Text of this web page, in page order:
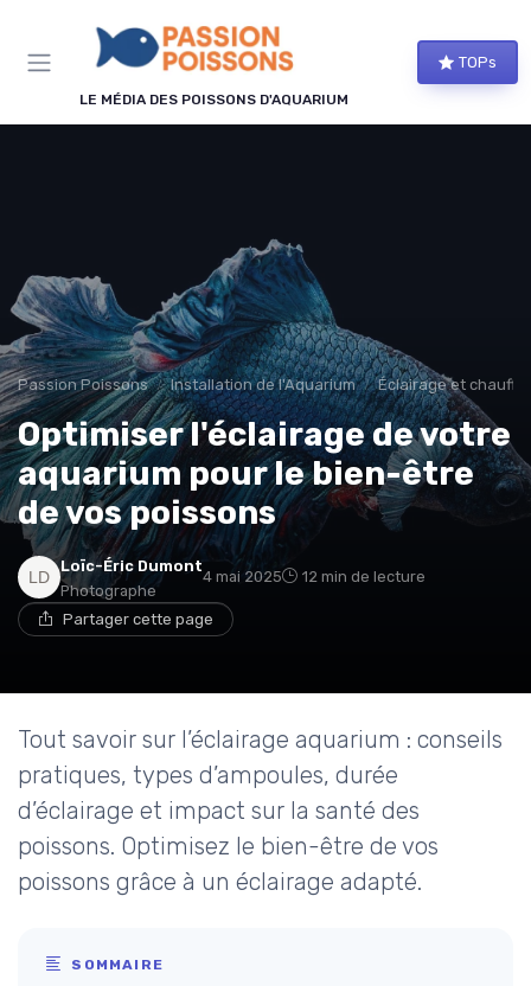
LE MÉDIA DES POISSONS D'AQUARIUM
TOPs
Passion Poissons Installation de l'Aquarium Éclairage et
Optimiser l'éclairage de votre
aquarium pour le bien-être
de vos poissons
Loïc-Éric Dumont
Photographe
4 mai 2025 12 min de lecture
Partager cette page
Tout savoir sur l’éclairage aquarium : conseils
pratiques, types d’ampoules, durée
d’éclairage et impact sur la santé des
poissons. Optimisez le bien-être de vos
poissons grâce à un éclairage adapté.
SOMMAIRE